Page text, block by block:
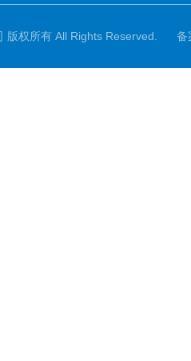
权所有 All Rights Reserved. 备